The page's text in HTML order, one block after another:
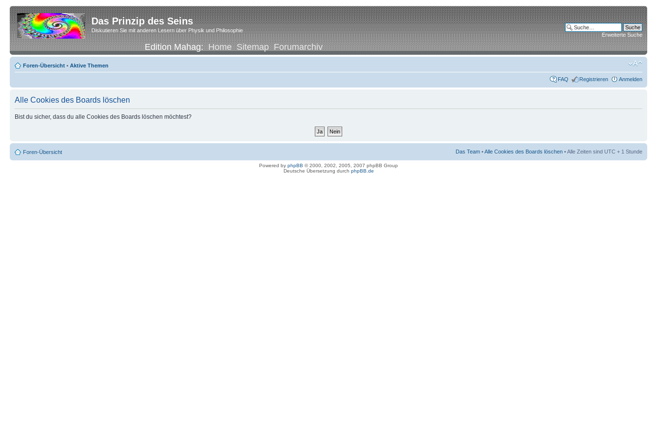
Das Prinzip des Seins
Diskutieren Sie mit anderen Lesern über Physik und Philosophie
Edition Mahag:Home Sitemap Forumarchiv
Erweiterte Suche
Foren-Übersicht • Aktive Themen
FAQ Registrieren Anmelden
Alle Cookies des Boards löschen
Bist du sicher, dass du alle Cookies des Boards löschen möchtest?
Foren-Übersicht Das Team •Alle Cookies des Boards löschen • Alle Zeiten sind UTC + 1 Stunde
Powered by phpBB © 2000, 2002, 2005, 2007 phpBB Group
Deutsche Übersetzung durch phpBB.de